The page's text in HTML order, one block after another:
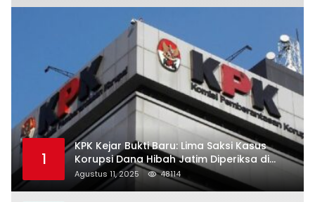
1
KPK Kejar Bukti Baru: Lima Saksi Kasus
Korupsi Dana Hibah Jatim Diperiksa di
Trenggalek
Agustus 11, 2025 48114